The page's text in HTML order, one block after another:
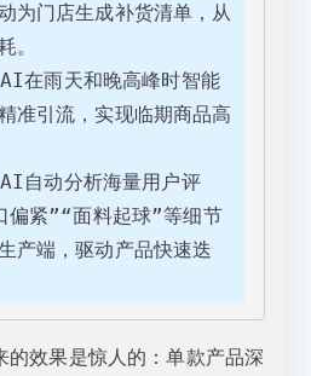
为门店生成补货清单，从
。
准引流，实现临期商品高
偏紧”“面料起球”等细节
产端，驱动产品快速迭
的效果是惊人的：单款产品深